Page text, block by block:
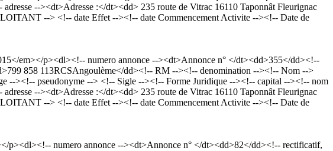
--><dt>Adresse :</dt><dd> 235 route de Vitrac 16110 Taponnât Fleurignac
--> <!-- date Effet --><!-- date Commencement Activite --><!-- Date de
em></p><dl><!-- numero annonce --><dt>Annonce n° </dt><dd>355</dd><!--
858 113RCSAngoulème</dd><!-- RM --><!-- denomination --><!-- Nom -->
><!-- pseudonyme --> <!-- Sigle --><!-- Forme Juridique --><!-- capital --><!-- nom
--><dt>Adresse :</dt><dd> 235 route de Vitrac 16110 Taponnât Fleurignac
--> <!-- date Effet --><!-- date Commencement Activite --><!-- Date de
p><dl><!-- numero annonce --><dt>Annonce n° </dt><dd>82</dd><!-- rectificatif,